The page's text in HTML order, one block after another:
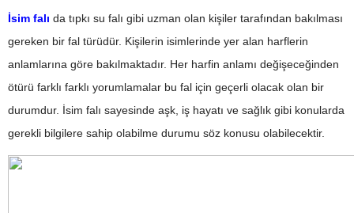
İsim falı da tıpkı su falı gibi uzman olan kişiler tarafından bakılması
gereken bir fal türüdür. Kişilerin isimlerinde yer alan harflerin
anlamlarına göre bakılmaktadır. Her harfin anlamı değişeceğinden
ötürü farklı farklı yorumlamalar bu fal için geçerli olacak olan bir
durumdur. İsim falı sayesinde aşk, iş hayatı ve sağlık gibi konularda
gerekli bilgilere sahip olabilme durumu söz konusu olabilecektir.